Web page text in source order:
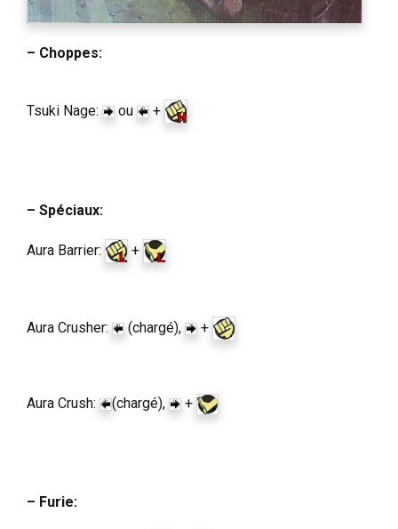
– Choppes:
Tsuki Nage: ou +
– Spéciaux:
Aura Barrier: +
Aura Crusher: (chargé), +
Aura Crush: (chargé), +
– Furie: